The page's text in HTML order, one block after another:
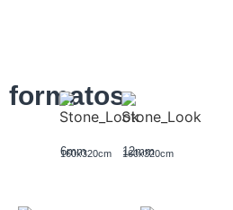
formatos
6mm
160x320cm 12mm
160x320cm